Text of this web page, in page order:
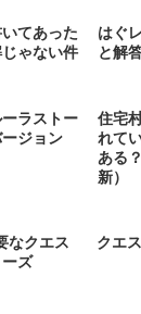
いてあった
ゃない件
はぐ
と解
ラストー
ジョン
住宅
れて
ある
新）
なクエス
ズ
クエ